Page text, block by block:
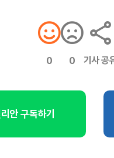
0 0 기사 공
안 구독하기